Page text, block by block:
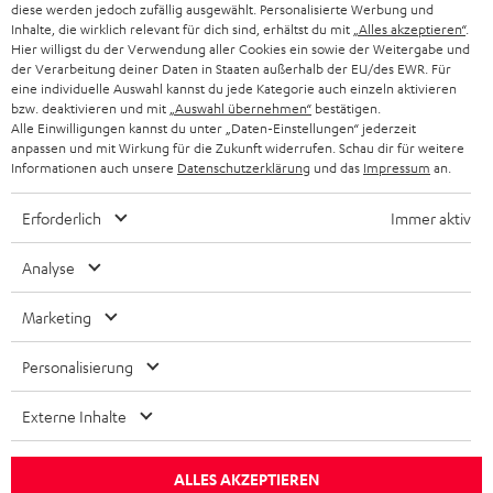
ö
n
e
n
Entertainment
Shop
Im neuen Tab öffnen
Kontakt
Newsletter
Netiquette
Daten-Einstellungen
Impressum
English
Français
Nederlands
Polski
Español
Italiano
YouTube Facebook Instagram TikTok WhatsApp Pinterest
diese werden jedoch zufällig ausgewählt. Personalisierte Werbung und
Inhalte, die wirklich relevant für dich sind, erhältst du mit „Alles akzeptieren“.
Hier willigst du der Verwendung aller Cookies ein sowie der Weitergabe und
der Verarbeitung deiner Daten in Staaten außerhalb der EU/des EWR. Für
eine individuelle Auswahl kannst du jede Kategorie auch einzeln aktivieren
bzw. deaktivieren und mit „Auswahl übernehmen“ bestätigen.
Alle Einwilligungen kannst du unter „Daten-Einstellungen“ jederzeit
anpassen und mit Wirkung für die Zukunft widerrufen. Schau dir für weitere
Informationen auch unsere Datenschutzerklärung und das Impressum an.
Erforderlich Immer aktiv
Analyse
Marketing
Personalisierung
Externe Inhalte
ALLES AKZEPTIEREN